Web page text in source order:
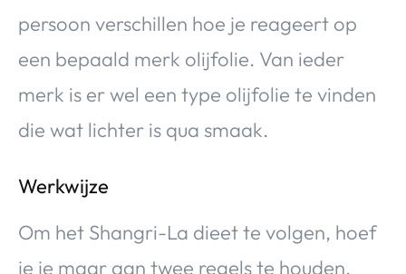
persoon verschillen hoe je reageert op
een bepaald merk olijfolie. Van ieder
merk is er wel een type olijfolie te vinden
die wat lichter is qua smaak.
Werkwijze
Om het Shangri-La dieet te volgen, hoef
je je maar aan twee regels te houden.